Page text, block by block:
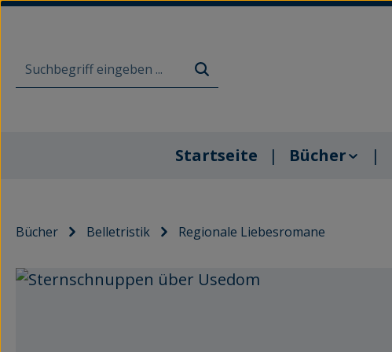
Startseite Bücher
Bücher Belletristik Regionale Liebesromane
Bildergalerie überspringen